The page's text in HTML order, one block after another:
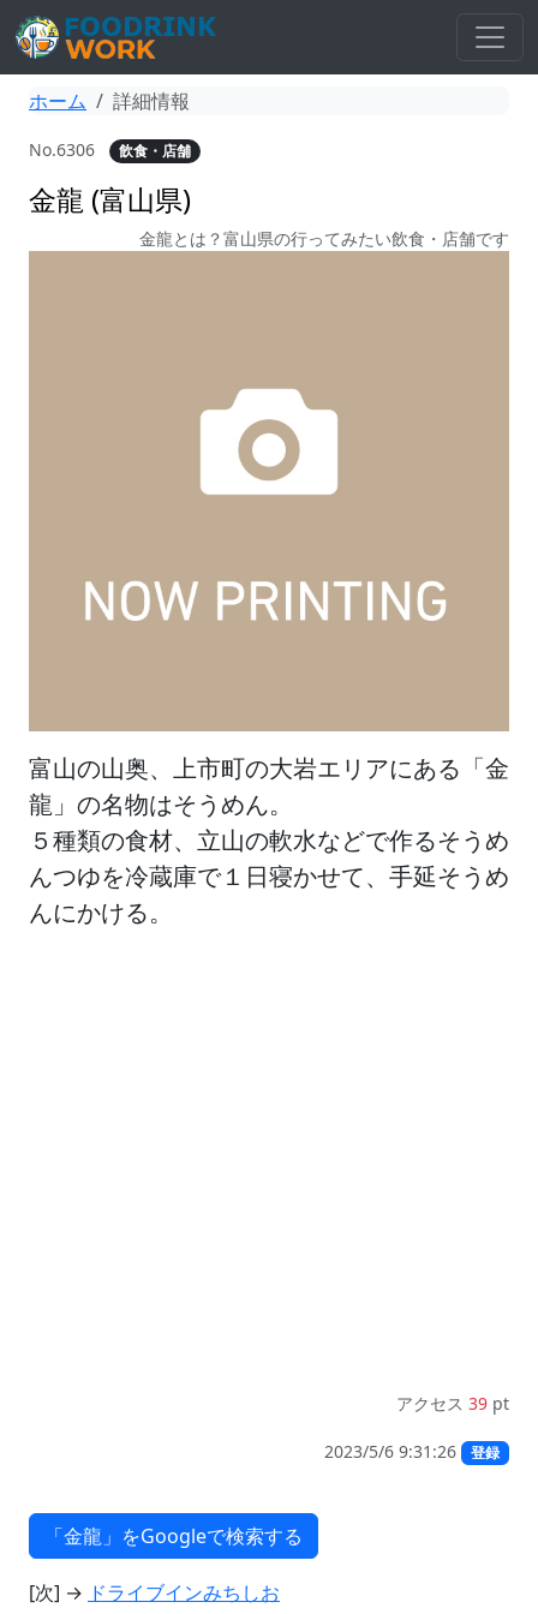
ホーム 詳細情報
No.6306 飲食・店舗
金龍 (富山県)
金龍とは？富山県の行ってみたい飲食・店舗です
富山の山奥、上市町の大岩エリアにある「金
龍」の名物はそうめん。
５種類の食材、立山の軟水などで作るそうめ
んつゆを冷蔵庫で１日寝かせて、手延そうめ
んにかける。
アクセス 39 pt
2023/5/6 9:31:26 登録
[次] → ドライブインみちしお